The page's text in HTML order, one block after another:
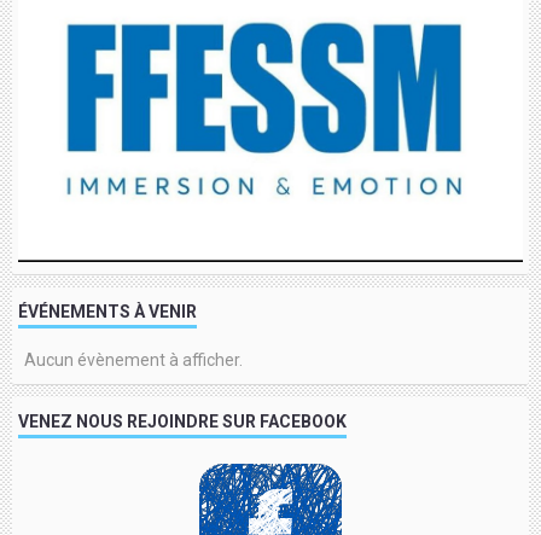
ÉVÉNEMENTS À VENIR
Aucun évènement à afficher.
VENEZ NOUS REJOINDRE SUR FACEBOOK